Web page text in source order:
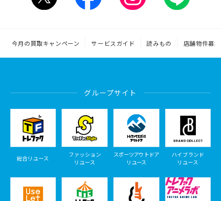
今月の買取キャンペーン サービスガイド 読みもの 店舗物件募集
グループサイト
総合リユース
ファッション
リユース
スポーツアウトドア
リユース
ハイブランド
リユース